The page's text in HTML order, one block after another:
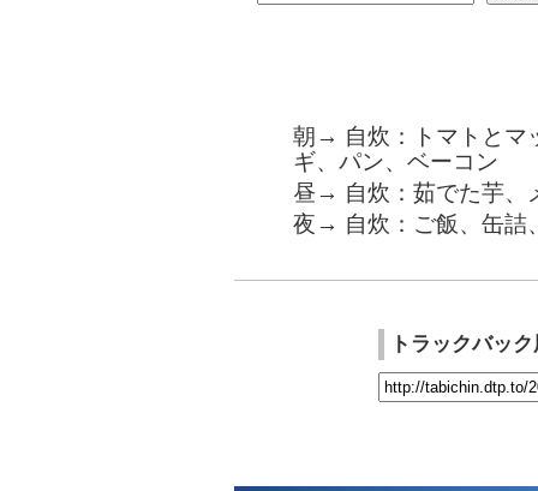
朝→ 自炊：トマトとマ
ギ、パン、ベーコン
昼→ 自炊：茹でた芋、
夜→ 自炊：ご飯、缶詰
トラックバッ